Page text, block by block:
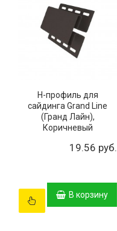
H-профиль для
сайдинга Grand Line
(Гранд Лайн),
Коричневый
19.56 руб.
В корзину